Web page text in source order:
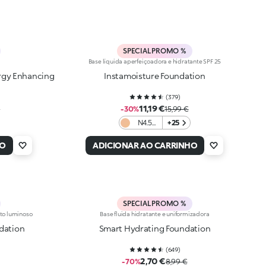
Enhancing
SPECIAL PROMO %
Base líquida aperfeiçoadora e hidratante SPF 25
Instamoisture Foundation
(379)
-30%11,19 €15,99 €
N4.5
+25
ADICIONAR AO CARRINHO
luminoso
SPECIAL PROMO %
Base fluida hidratante e uniformizadora
Smart Hydrating Foundation
(649)
-70%2,70 €8,99 €